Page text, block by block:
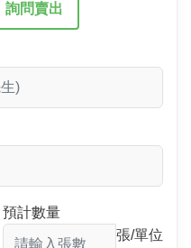
詢問賣出
預計數量
張/單位